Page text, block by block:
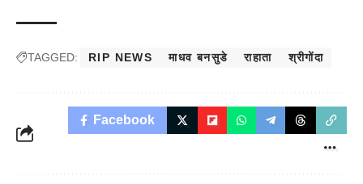
TAGGED: RIP NEWS माधव बनसुडे राहाता श्रीगोंदा
Facebook